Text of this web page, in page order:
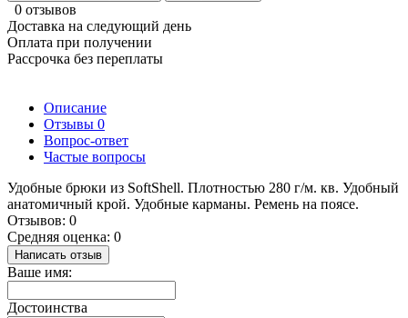
0 отзывов
Доставка на следующий день
Оплата при получении
Рассрочка без переплаты
Описание
Отзывы 0
Вопрос-ответ
Частые вопросы
Удобные брюки из SoftShell. Плотностью 280 г/м. кв. Удобный
анатомичный крой. Удобные карманы. Ремень на поясе.
Отзывов: 0
Средняя оценка: 0
Написать отзыв
Ваше имя:
Достоинства